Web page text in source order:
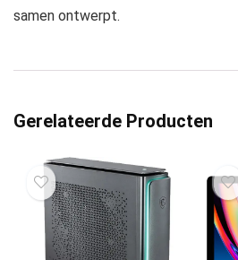
samen ontwerpt.
Gerelateerde Producten